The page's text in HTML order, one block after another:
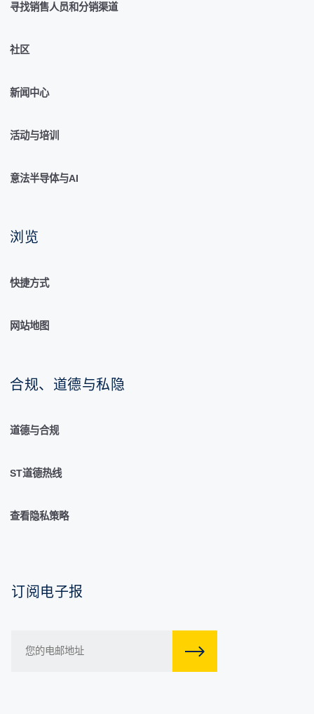
寻找销售人员和分销渠道
社区
新闻中心
活动与培训
意法半导体与AI
浏览
快捷方式
网站地图
合规、道德与私隐
道德与合规
ST道德热线
查看隐私策略
订阅电子报